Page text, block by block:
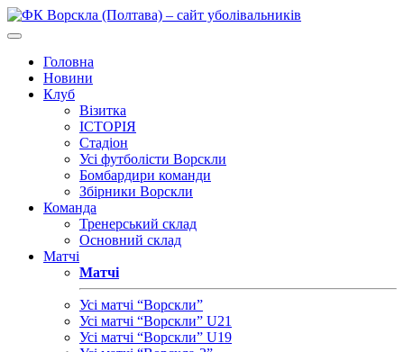
Головна
Новини
Клуб
Візитка
ІСТОРІЯ
Стадіон
Усі футболісти Ворскли
Бомбардири команди
Збірники Ворскли
Команда
Тренерський склад
Основний склад
Матчі
Матчі
Усі матчі “Ворскли”
Усі матчі “Ворскли” U21
Усі матчі “Ворскли” U19